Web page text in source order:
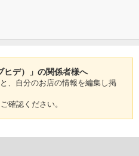
ヒデ）」の関係者様へ
、自分のお店の情報を編集し掲
確認ください。